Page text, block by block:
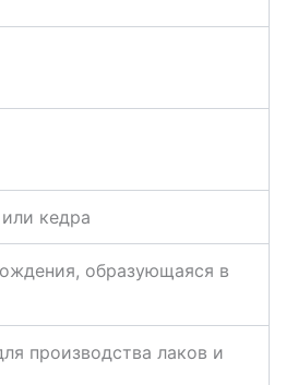
кедра
образующаяся в
производства лаков и